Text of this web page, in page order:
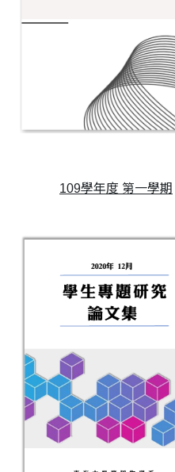
109學年度 第一學期